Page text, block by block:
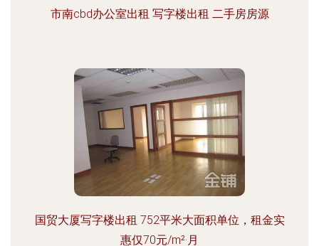
市南cbd办公室出租 写字楼出租 二手房房源
国贸大厦写字楼出租 752平米大面积单位，租金实
惠仅70元/m²·月